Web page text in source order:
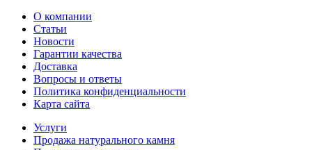
О компании
Статьи
Новости
Гарантии качества
Доставка
Вопросы и ответы
Политика конфиденциальности
Карта сайта
Услуги
Продажа натурального камня